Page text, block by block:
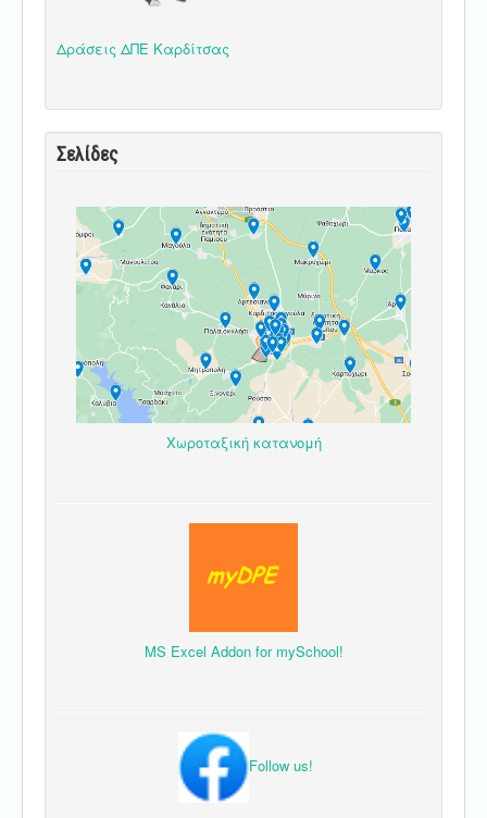
Δράσεις ΔΠΕ Καρδίτσας
Σελίδες
Χωροταξική κατανομή
MS Excel Addon for mySchool!
Follow us!